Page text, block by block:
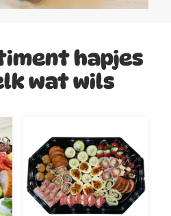
hapjes
wat wils